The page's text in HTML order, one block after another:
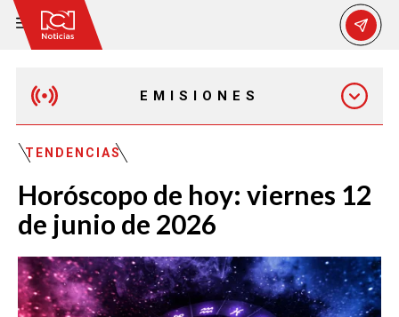
EMISIONES
EMISIÓN 12:30 PM
EMISIÓN 7:00 PM
TENDENCIAS
Horóscopo de hoy: viernes 12
de junio de 2026